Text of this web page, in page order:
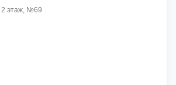
2 этаж, №69